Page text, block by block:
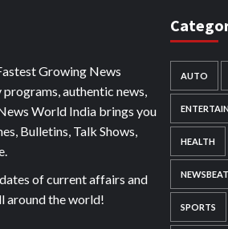
Growing News
authentic news,
World India brings you
Bulletins, Talk Shows,
of current affairs and
around the world!
AUTO
HEALTH
NEWSBEAT
SPORTS